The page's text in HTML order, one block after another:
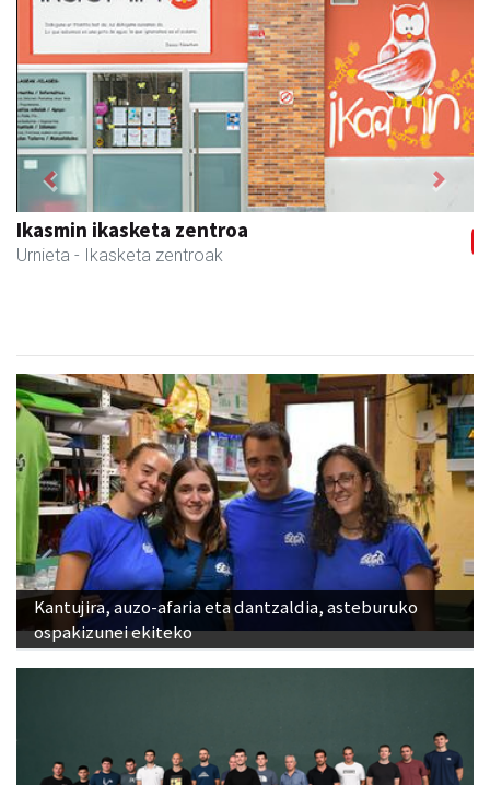
Magale Ikastetxea
Urnieta - Hezkuntza
Previous Next
Kantujira, auzo-afaria eta dantzaldia, asteburuko
ospakizunei ekiteko